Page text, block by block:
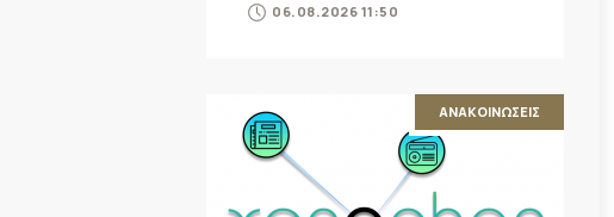
06.08.2026 11:50
ΑΝΑΚΟΙΝΩΣΕΙΣ